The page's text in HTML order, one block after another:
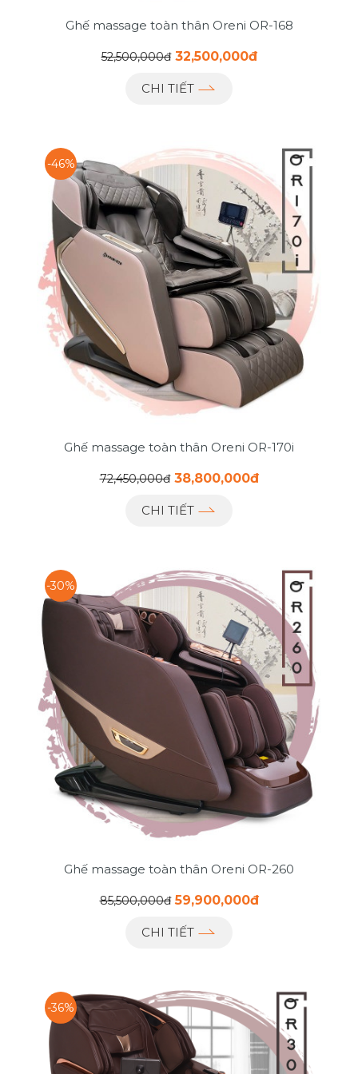
Ghế massage toàn thân Oreni OR-168
52,500,000đ 32,500,000đ
CHI TIẾT
-46%
Ghế massage toàn thân Oreni OR-170i
72,450,000đ 38,800,000đ
CHI TIẾT
-30%
Ghế massage toàn thân Oreni OR-260
85,500,000đ 59,900,000đ
CHI TIẾT
-36%